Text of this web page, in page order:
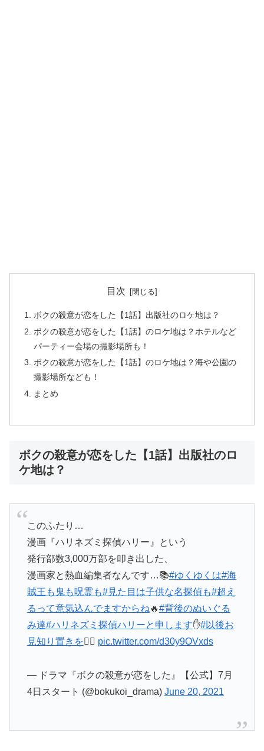
目次
ボクの殺意が恋をした【1話】出版社のロケ地は？
ボクの殺意が恋をした【1話】のロケ地は？ホテルなど
パーティー会場の撮影場所も！
ボクの殺意が恋をした【1話】のロケ地は？海や公園の
撮影場所なども！
まとめ
ボクの殺意が恋をした【1話】出版社のロ
ケ地は？
このふたり…
漫画『ハリネズミ探偵ハリー』という
発行部数3,000万部を叩き出した、
漫画家と熱血編集者なんです…📚#ゆくゆくは#海
賊王も鬼も呪霊も#見た目は子供な名探偵も#超え
るって意気込んでますからね 🔥#背後のぬいぐる
み達#ハリネズミ探偵ハリーと申します✋#以後お
見知り置きを🙇‍♂️ pic.twitter.com/d30y9OVxds
— ドラマ『ボクの殺意が恋をした』【公式】7月
4日スタート (@bokukoi_drama) June 20, 2021